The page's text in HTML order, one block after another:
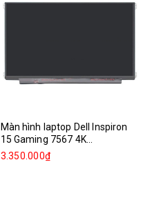
Màn hình laptop Dell Inspiron
15 Gaming 7567 4K...
3.350.000₫